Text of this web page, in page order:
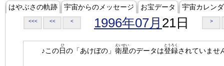
はやぶさの軌跡 宇宙からのメッセージ お宝データ 宇宙カレン
<<< << < 1996年07月 21日 >
♪この日
ひ
の「あけぼの」 衛星
えいせい
のデータは登録
とうろく
されていませ